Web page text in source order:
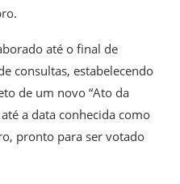
até o final de
consultas, estabelecendo
de um novo “Ato da
a data conhecida como
pronto para ser votado